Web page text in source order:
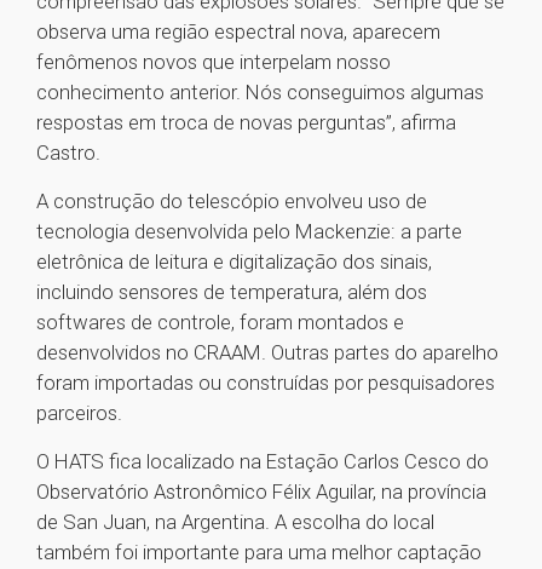
observa uma região espectral nova, aparecem
fenômenos novos que interpelam nosso
conhecimento anterior. Nós conseguimos algumas
respostas em troca de novas perguntas”, afirma
Castro.
A construção do telescópio envolveu uso de
tecnologia desenvolvida pelo Mackenzie: a parte
eletrônica de leitura e digitalização dos sinais,
incluindo sensores de temperatura, além dos
softwares de controle, foram montados e
desenvolvidos no CRAAM. Outras partes do aparelho
foram importadas ou construídas por pesquisadores
parceiros.
O HATS fica localizado na Estação Carlos Cesco do
Observatório Astronômico Félix Aguilar, na província
de San Juan, na Argentina. A escolha do local
também foi importante para uma melhor captação